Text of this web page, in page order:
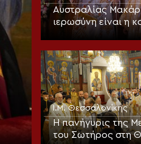
Αυστραλίας
ιερωσύνη είναι η
μεταμορφωτική
πνευματικά»
Ι.Μ. Θεσσαλονίκης
Η πανήγυρις της
του Σωτήρος στη